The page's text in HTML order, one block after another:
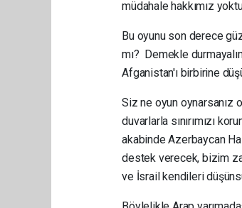
müdahale hakkımız
Bu oyunu son derece
mı? Demekle
Afganistan'ı birbirine
Siz ne oyun oynarsanız
duvarlarla sınırımızı
akabinde Azerbaycan
destek verecek, bizim
ve İsrail kendileri